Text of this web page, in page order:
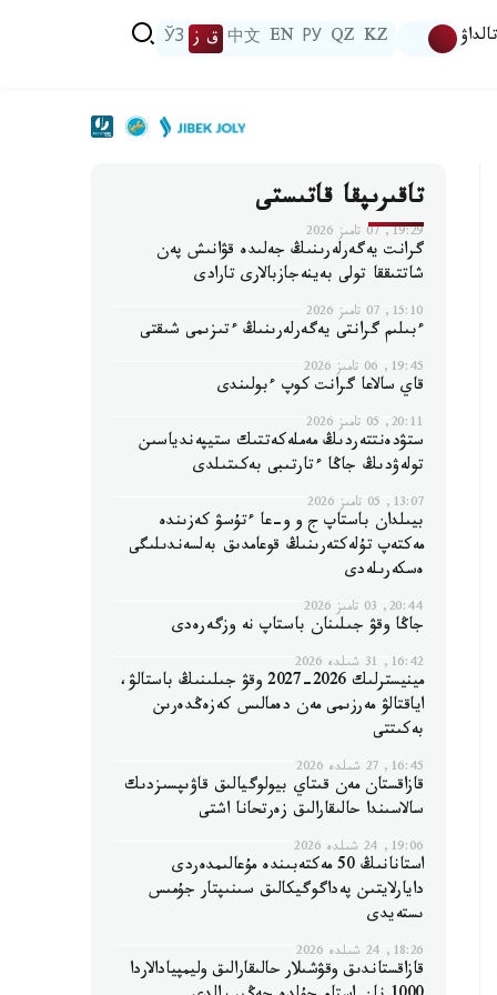
تالداۋ KZ
QZ
РУ
EN
中文 ق ز ЎЗ
تاقىرىپقا قاتىستى
19:29, 07 تامىز 2026
گرانت يەگەرلەرىنىڭ جەلىدە قۋانىش پەن
شاتتىققا تولى بەينەجازبالارى تارادى
15:10, 07 تامىز 2026
ءبىلىم گرانتى يەگەرلەرىنىڭ ءتىزىمى شىقتى
19:45, 06 تامىز 2026
قاي سالاعا گرانت كوپ ءبولىندى
20:11, 05 تامىز 2026
ستۋدەنتتەردىڭ مەملەكەتتىك ستيپەندياسىن
تولەۋدىڭ جاڭا ءتارتىبى بەكىتىلدى
13:07, 05 تامىز 2026
بيىلدان باستاپ ج و و-عا ءتۇسۋ كەزىندە
مەكتەپ تۇلەكتەرىنىڭ قوعامدىق بەلسەندىلىگى
ەسكەرىلەدى
20:44, 03 تامىز 2026
جاڭا وقۋ جىلىنان باستاپ نە وزگەرەدى
16:42, 31 شىلدە 2026
مينيسترلىك 2026-2027 وقۋ جىلىنىڭ باستالۋ،
اياقتالۋ مەرزىمى مەن دەمالىس كەزەڭدەرىن
بەكىتتى
16:45, 27 شىلدە 2026
قازاقستان مەن قىتاي بيولوگيالىق قاۋىپسىزدىك
سالاسىندا حالىقارالىق زەرتحانا اشتى
19:06, 24 شىلدە 2026
استانانىڭ 50 مەكتەبىندە مۇعالىمدەردى
دايارلايتىن پەداگوگيكالىق سىنىپتار جۇمىس
ىستەيدى
18:26, 24 شىلدە 2026
قازاقستاندىق وقۋشىلار حالىقارالىق وليمپيادالاردا